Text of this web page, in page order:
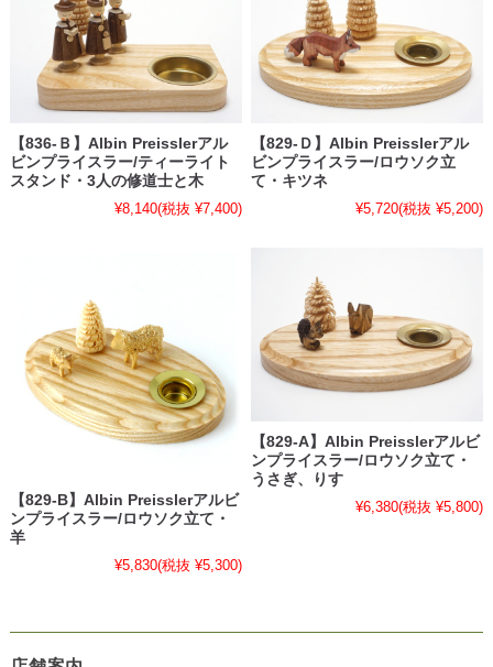
【836-Ｂ】Albin Preisslerアル
ビンプライスラー/ティーライト
スタンド・3人の修道士と木
¥8,140(税抜 ¥7,400)
【829-Ｄ】Albin Preisslerアル
ビンプライスラー/ロウソク立
て・キツネ
¥5,720(税抜 ¥5,200)
【829-B】Albin Preisslerアルビ
ンプライスラー/ロウソク立て・
羊
¥5,830(税抜 ¥5,300)
【829-A】Albin Preisslerアルビ
ンプライスラー/ロウソク立て・
うさぎ、りす
¥6,380(税抜 ¥5,800)